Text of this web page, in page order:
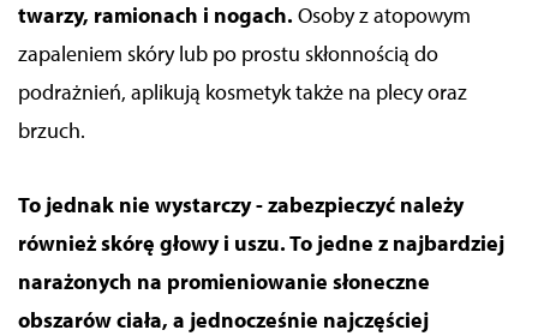
twarzy, ramionach i nogach. Osoby z atopowym
zapaleniem skóry lub po prostu skłonnością do
podrażnień, aplikują kosmetyk także na plecy oraz
brzuch.
To jednak nie wystarczy - zabezpieczyć należy
również skórę głowy i uszu. To jedne z najbardziej
narażonych na promieniowanie słoneczne
obszarów ciała, a jednocześnie najczęściej